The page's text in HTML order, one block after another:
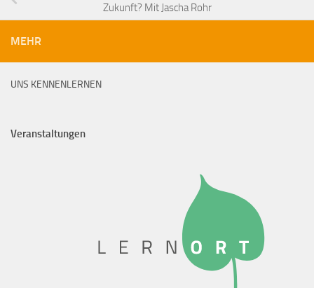
Zukunft? Mit Jascha Rohr
MEHR
UNS KENNENLERNEN
Veranstaltungen